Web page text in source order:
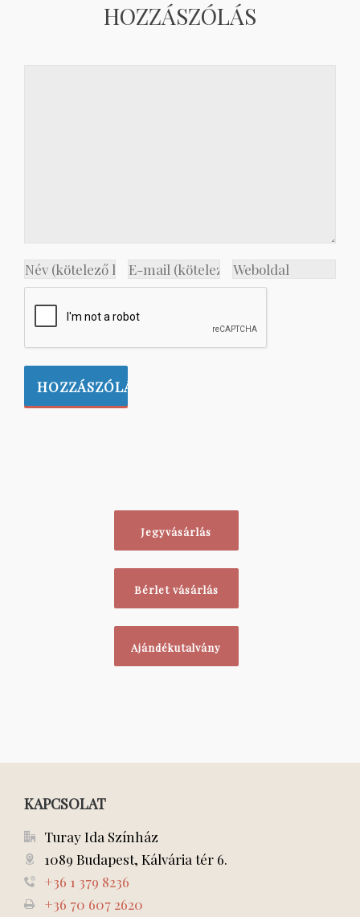
HOZZÁSZÓLÁS
Jegyvásárlás
Bérlet vásárlás
Ajándékutalvány
KAPCSOLAT
Turay Ida Színház
1089 Budapest, Kálvária tér 6.
+36 1 379 8236
+36 70 607 2620